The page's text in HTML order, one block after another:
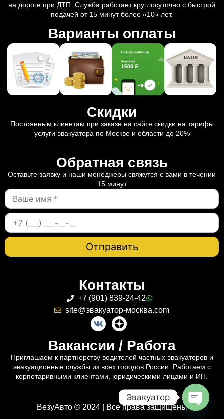
на дороге при ДТП. Служба работает круглосуточно с быстрой
подачей от 15 минут более «10» лет.
Варианты оплаты
Скидки
Постоянным клиентам при заказе на сайте скидки на тарифы
услуги эвакуатора по Москве и области до 20%
Обратная связь
Оставьте заявку и наши менеджеры свяжутся с вами в течении
15 минут
Контакты
+7 (901) 839-24-42
site@эвакуатор-москва.com
Вакансии / Работа
Приглашаем к партнерству водителей частных эвакуаторов и
эвакуационные службы из всех городов России. Работаем с
корпотаривными клиентами, юридическими лицами и ИП.
ВезуАвто © 2024 | Все права защищены
Эвакуатор